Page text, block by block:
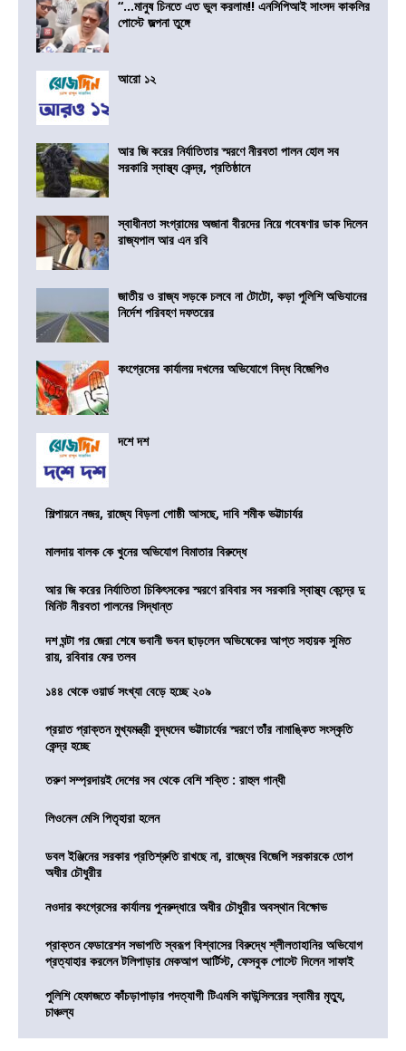
“…মানুষ চিনতে এত ভুল করলাম!! এনসিপিআই সাংসদ কাকলির
পোস্টে জল্পনা তুঙ্গে
আরো ১২
আর জি করের নির্যাতিতার স্মরণে নীরবতা পালন হোল সব
সরকারি স্বাস্থ্য কেন্দ্র, প্রতিষ্ঠানে
স্বাধীনতা সংগ্রামের অজানা বীরদের নিয়ে গবেষণার ডাক দিলেন
রাজ্যপাল আর এন রবি
জাতীয় ও রাজ্য সড়কে চলবে না টোটো, কড়া পুলিশি অভিযানের
নির্দেশ পরিবহণ দফতরের
কংগ্রেসের কার্যালয় দখলের অভিযোগে বিদ্ধ বিজেপিও
দশে দশ
শিল্পায়নে নজর, রাজ্যে বিড়লা গোষ্ঠী আসছে, দাবি শমীক ভট্টাচার্যর
মালদায় বালক কে খুনের অভিযোগ বিমাতার বিরুদ্ধে
আর জি করের নির্যাতিতা চিকিৎসকের স্মরণে রবিবার সব সরকারি স্বাস্থ্য কেন্দ্রে দু
মিনিট নীরবতা পালনের সিদ্ধান্ত
দশ ঘন্টা পর জেরা শেষে ভবানী ভবন ছাড়লেন অভিষেকের আপ্ত সহায়ক সুমিত
রায়, রবিবার ফের তলব
১৪৪ থেকে ওয়ার্ড সংখ্যা বেড়ে হচ্ছে ২০৯
প্রয়াত প্রাক্তন মুখ্যমন্ত্রী বুদ্ধদেব ভট্টাচার্যের স্মরণে তাঁর নামাঙ্কিত সংস্কৃতি
কেন্দ্র হচ্ছে
তরুণ সম্প্রদায়ই দেশের সব থেকে বেশি শক্তি : রাহুল গান্ধী
লিওনেল মেসি পিতৃহারা হলেন
ডবল ইঞ্জিনের সরকার প্রতিশ্রুতি রাখছে না, রাজ্যের বিজেপি সরকারকে তোপ
অধীর চৌধুরীর
নওদার কংগ্রেসের কার্যালয় পুনরুদ্ধারে অধীর চৌধুরীর অবস্থান বিক্ষোভ
প্রাক্তন ফেডারেশন সভাপতি স্বরূপ বিশ্বাসের বিরুদ্ধে শ্লীলতাহানির অভিযোগ
প্রত্যাহার করলেন টলিপাড়ার মেকআপ আর্টিস্ট, ফেসবুক পোস্টে দিলেন সাফাই
পুলিশি হেফাজতে কাঁচড়াপাড়ার পদত্যাগী টিএমসি কাউন্সিলরের স্বামীর মৃত্যু,
চাঞ্চল্য